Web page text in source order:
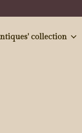
'Vintage and Antiques' collection